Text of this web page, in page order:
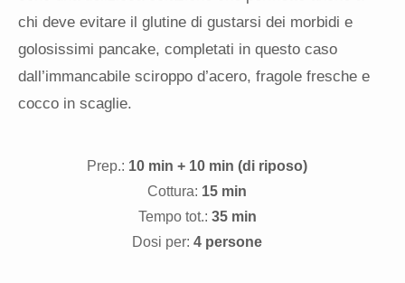
chi deve evitare il glutine di gustarsi dei morbidi e
golosissimi pancake, completati in questo caso
dall’immancabile sciroppo d’acero, fragole fresche e
cocco in scaglie.
Prep.: 10 min + 10 min (di riposo)
Cottura: 15 min
Tempo tot.: 35 min
Dosi per: 4 persone